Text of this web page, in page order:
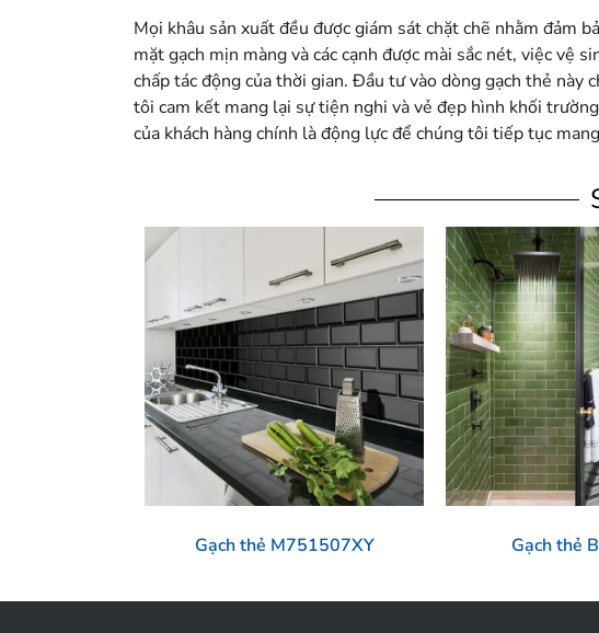
Mọi khâu sản xuất đều được giám sát chặt chẽ nhằm đảm
mặt gạch mịn màng và các cạnh được mài sắc nét, việc vệ
chấp tác động của thời gian. Đầu tư vào dòng gạch thẻ này
tôi cam kết mang lại sự tiện nghi và vẻ đẹp hình khối
của khách hàng chính là động lực để chúng tôi tiếp tục
Gạch thẻ M751507XY Gạch thẻ